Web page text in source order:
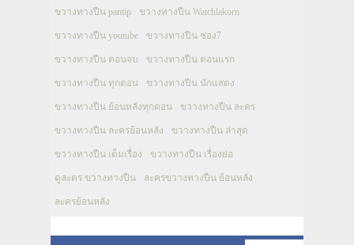
ขวางทางปืน pantip ขวางทางปืน Watchlakorn
ขวางทางปืน youtube ขวางทางปืน ช่อง7
ขวางทางปืน ตอนจบ ขวางทางปืน ตอนแรก
ขวางทางปืน ทุกตอน ขวางทางปืน นักแสดง
ขวางทางปืน ย้อนหลังทุกตอน ขวางทางปืน ละคร
ขวางทางปืน ละครย้อนหลัง ขวางทางปืน ล่าสุด
ขวางทางปืน เต็มเรื่อง ขวางทางปืน เรื่องย่อ
ดูละคร ขวางทางปืน ละครขวางทางปืน ย้อนหลัง
ละครย้อนหลัง